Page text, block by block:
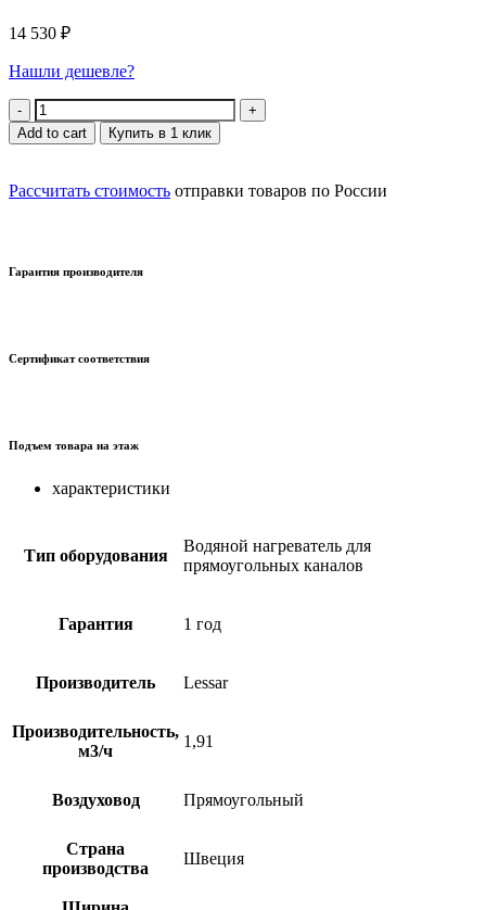
14 530 ₽
Нашли дешевле?
Quantity
Add to cart Купить в 1 клик
Рассчитать стоимость отправки товаров по России
Гарантия производителя
Сертификат соответствия
Подъем товара на этаж
характеристики
Тип оборудования
Водяной нагреватель для
прямоугольных каналов
Гарантия 1 год
Производитель Lessar
Производительность,
м3/ч
1,91
Воздуховод Прямоугольный
Страна
производства
Швеция